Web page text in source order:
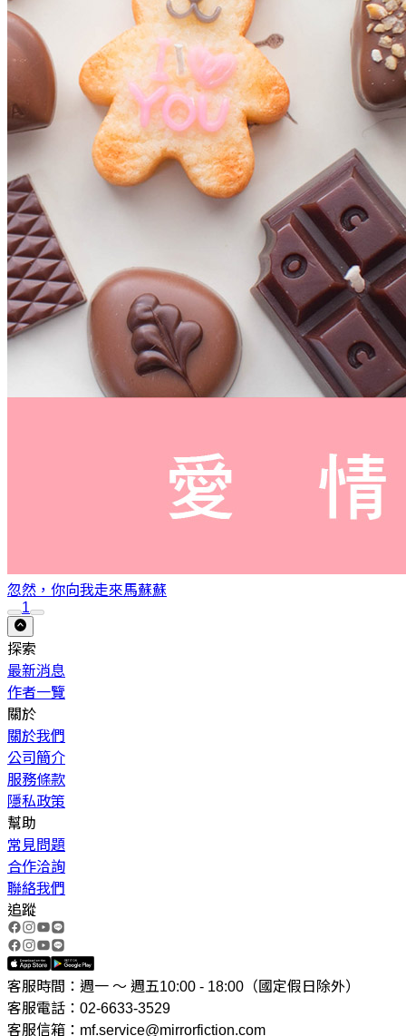
忽然，你向我走來馬蘇蘇
1
探索
最新消息
作者一覽
關於
關於我們
公司簡介
服務條款
隱私政策
幫助
常見問題
合作洽詢
聯絡我們
追蹤
客服時間：週一 ～ 週五10:00 - 18:00（國定假日除外）
客服電話：02-6633-3529
客服信箱：mf.service@mirrorfiction.com